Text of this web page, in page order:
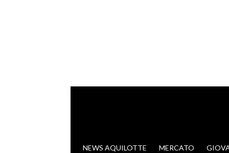
VAI AL CONTENUTO
NEWS AQUILOTTE MERCATO